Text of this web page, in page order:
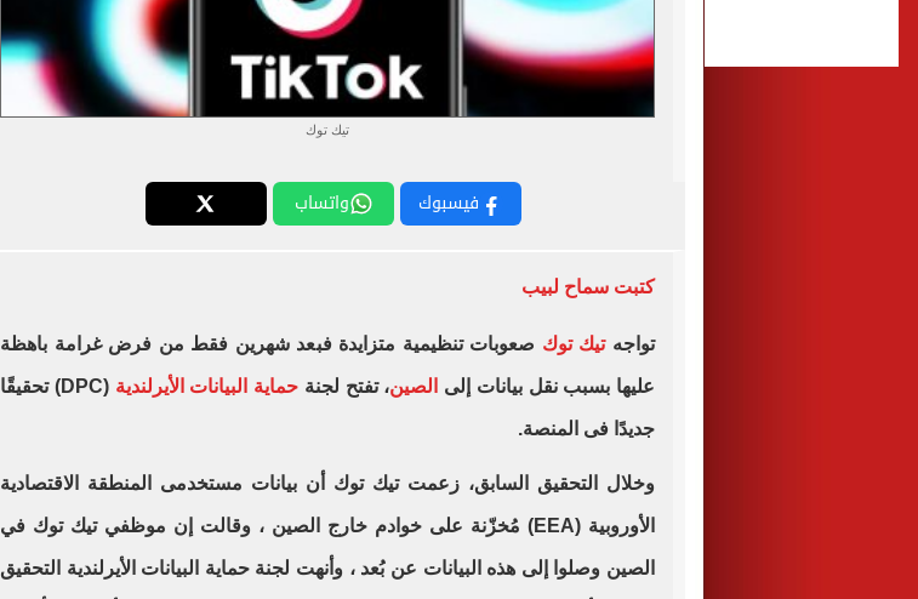
تيك توك
فيسبوك واتساب
كتبت سماح لبيب
تواجه تيك توك صعوبات تنظيمية متزايدة فبعد شهرين فقط من فرض غرامة باهظة
عليها بسبب نقل بيانات إلى الصين، تفتح لجنة حماية البيانات الأيرلندية (DPC) تحقيقًا
جديدًا فى المنصة.
وخلال التحقيق السابق، زعمت تيك توك أن بيانات مستخدمى المنطقة الاقتصادية
الأوروبية (EEA) مُخزّنة على خوادم خارج الصين ، وقالت إن موظفي تيك توك في
الصين وصلوا إلى هذه البيانات عن بُعد ، وأنهت لجنة حماية البيانات الأيرلندية التحقيق